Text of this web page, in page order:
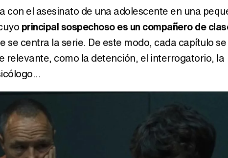
con el asesinato de una adolescente en una
principal sospechoso es un compañero de
se centra la serie. De este modo, cada capítulo se
relevante, como la detención, el interrogatorio, la